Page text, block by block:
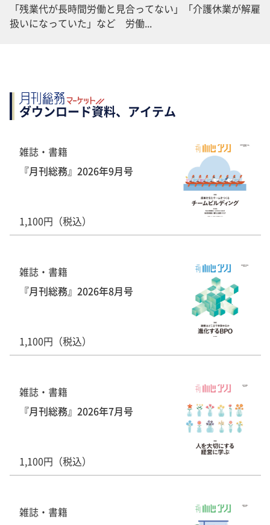
「残業代が長時間労働と見合ってない」「介護休業が解雇
扱いになっていた」など 労働...
ダウンロード資料、アイテム
雑誌・書籍
『月刊総務』2026年9月号
1,100円（税込）
雑誌・書籍
『月刊総務』2026年8月号
1,100円（税込）
雑誌・書籍
『月刊総務』2026年7月号
1,100円（税込）
雑誌・書籍